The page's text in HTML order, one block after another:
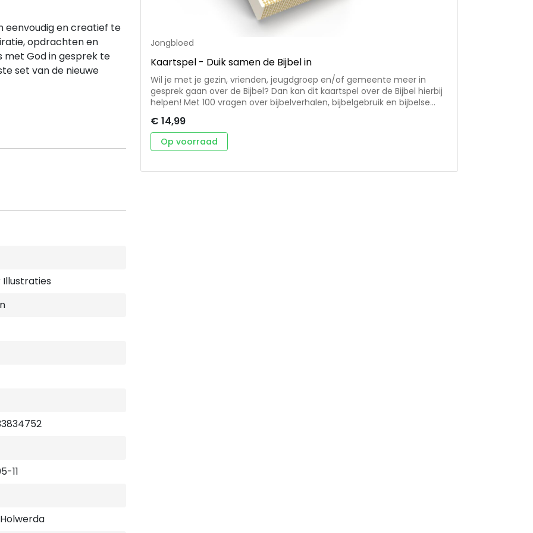
eenvoudig en creatief te
opdrachten en
met God in gesprek te
set van de nieuwe
Illustraties
11
Jongbloed
Kaartspel - Duik samen de Bijbel in
Wil je met je gezin, vrienden, jeugdgroep en/of gemeente meer in
gesprek gaan over de Bijbel? Dan kan dit kaartspel over de Bijbel hierbij
helpen! Met 100 vragen over bijbelverhalen, bijbelgebruik en bijbelse
100 interessante vragen over de Bijbel • Geschikt voor twee personen of
in groepsverband • Verpakt in een handig doosje
€ 14,99
Op voorraad